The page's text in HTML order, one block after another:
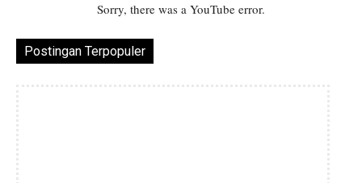
Sorry, there was a YouTube error.
Postingan Terpopuler